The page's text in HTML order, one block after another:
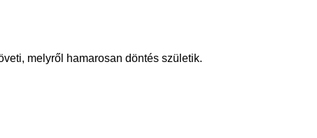
melyről hamarosan döntés születik.